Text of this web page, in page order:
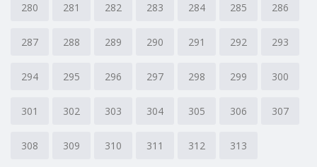
280 281 282 283 284 285 286
287 288 289 290 291 292 293
294 295 296 297 298 299 300
301 302 303 304 305 306 307
308 309 310 311 312 313